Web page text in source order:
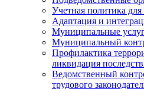
Учетная политика
Адаптация и
Муниципальные
Муниципальный
Профилактика
ликвидация
Ведомственный
трудового